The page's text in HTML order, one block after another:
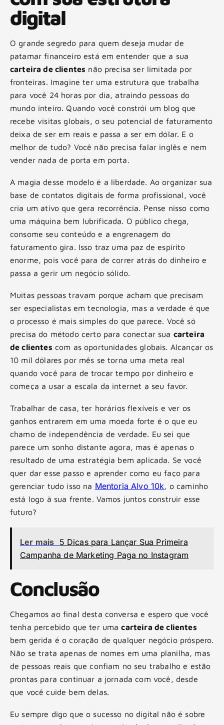
digital
O grande segredo para quem deseja mudar de
patamar financeiro está em entender que a sua
carteira de clientes não precisa ser limitada por
fronteiras. Imagine ter uma estrutura que trabalha
para você 24 horas por dia, atraindo pessoas do
mundo inteiro. Quando você constrói um blog que
recebe visitas globais, o seu potencial de faturamento
deixa de ser em reais e passa a ser em dólar. E o
melhor de tudo? Você não precisa falar inglês e nem
vender nada de porta em porta.
A magia desse modelo é a liberdade. Ao organizar sua
base de contatos digitais de forma profissional, você
cria um ativo que gera recorrência. Pense nisso como
uma máquina bem lubrificada. O público chega,
consome seu conteúdo e a engrenagem do
faturamento gira. Isso traz uma paz de espírito
enorme, pois você para de correr atrás do dinheiro e
passa a gerir um negócio sólido.
Muitas pessoas travam porque acham que precisam
ser especialistas em tecnologia, mas a verdade é que
o processo é mais simples do que parece. Você só
precisa do método certo para conectar sua carteira
de clientes com as oportunidades globais. Alcançar os
10 mil dólares por mês se torna uma meta real
quando você para de trocar tempo por dinheiro e
começa a usar a escala da internet a seu favor.
Trabalhar de casa, ter horários flexíveis e ver os
ganhos entrarem em uma moeda forte é o que eu
chamo de independência de verdade. Eu sei que
parece um sonho distante agora, mas é apenas o
resultado de uma estratégia bem aplicada. Se você
quer dar esse passo e aprender como eu faço para
gerenciar tudo isso na Mentoria Alvo 10k, o caminho
está logo à sua frente. Vamos juntos construir esse
futuro?
Ler mais 5 Dicas para Lançar Sua Primeira
Campanha de Marketing Paga no Instagram
Conclusão
Chegamos ao final desta conversa e espero que você
tenha percebido que ter umacarteira de clientes
bem gerida é o coração de qualquer negócio próspero.
Não se trata apenas de nomes em uma planilha, mas
de pessoas reais que confiam no seu trabalho e estão
prontas para continuar a jornada com você, desde
que você cuide bem delas.
Eu sempre digo que o sucesso no digital não é sobre